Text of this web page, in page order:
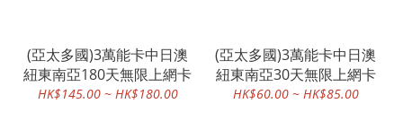
(亞太多國)3萬能卡中日澳
紐東南亞180天無限上網卡
HK$145.00 ~ HK$180.00
(亞太多國)3萬能卡中日澳
紐東南亞30天無限上網卡
HK$60.00 ~ HK$85.00